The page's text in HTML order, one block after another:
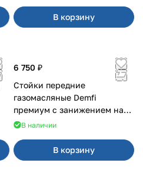
В корзину
6 750 ₽
Стойки передние
газомасляные Demfi
премиум с занижением на
2110В наличии
В корзину